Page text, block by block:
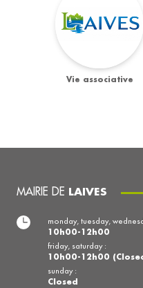
Vie associative
MAIRIE DE LAIVES
monday, tuesday,
10h00-12h00
friday, saturday :
10h00-12h00
sunday :
Closed